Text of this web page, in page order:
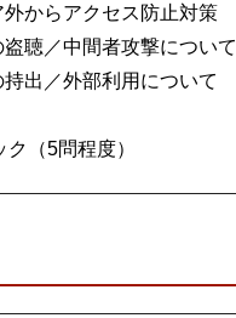
からアクセス防止対策
聴／中間者攻撃について
出／外部利用について
（5問程度）